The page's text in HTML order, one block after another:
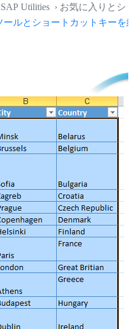
Utilities › お気に入りとシ
ールとショートカットキーを